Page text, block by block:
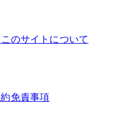
このサイトについて
免責事項